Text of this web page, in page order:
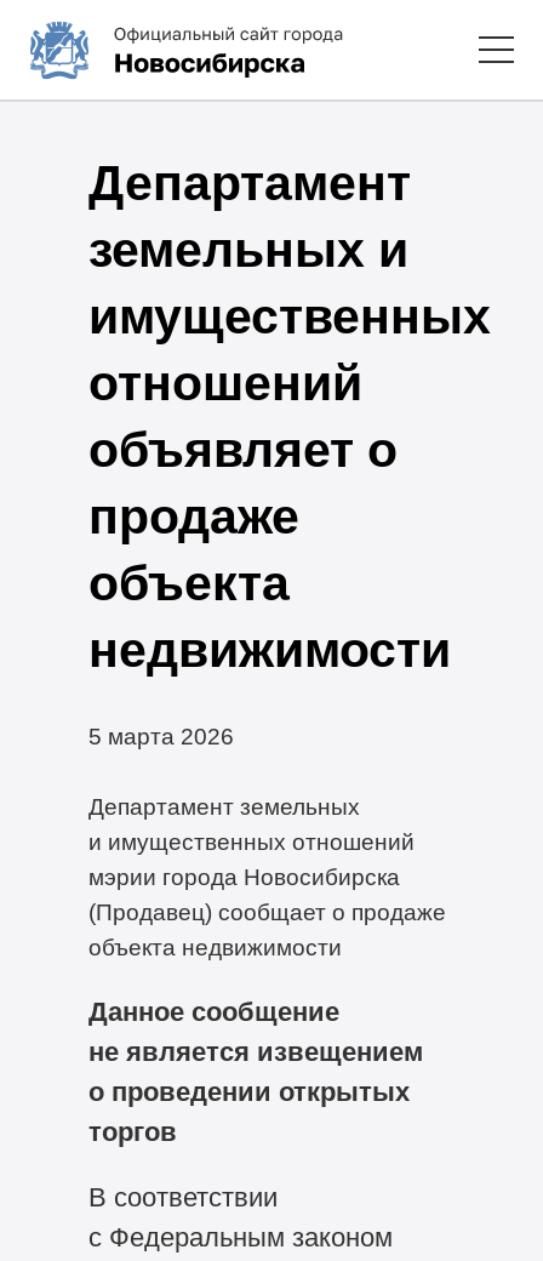
Департамент
земельных и
имущественных
отношений
объявляет о
продаже
объекта
недвижимости
5 марта 2026
Департамент земельных
и имущественных отношений
мэрии города Новосибирска
(Продавец) сообщает о продаже
объекта недвижимости
Данное сообщение
не является извещением
о проведении открытых
торгов
В соответствии
с Федеральным законом